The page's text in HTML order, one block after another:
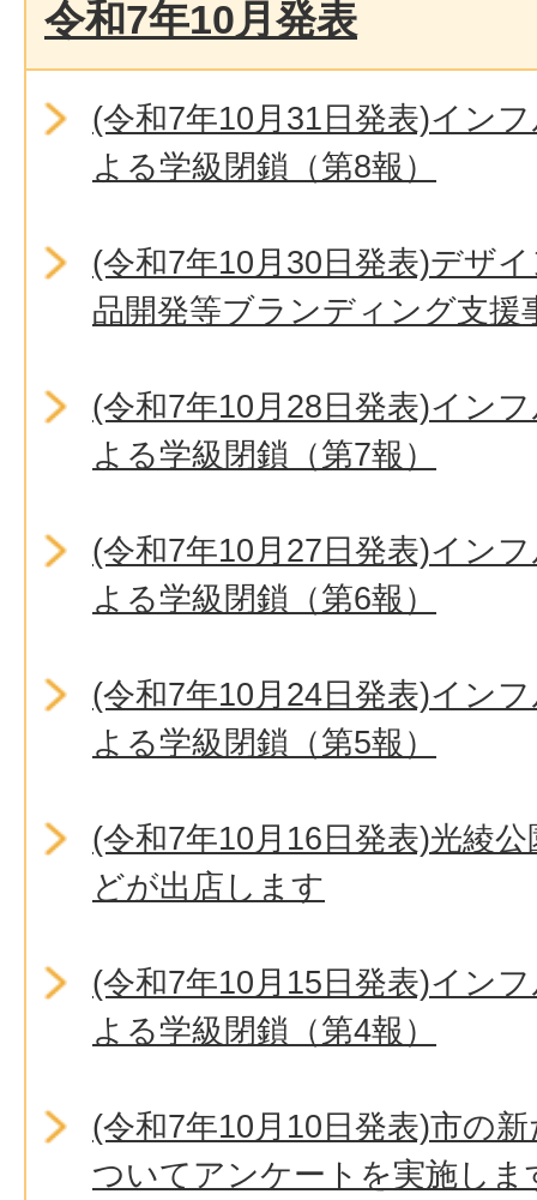
令和7年10月発表
(令和7年10月31日発表)イン
よる学級閉鎖（第8報）
(令和7年10月30日発表)デザ
品開発等ブランディング支援
(令和7年10月28日発表)イン
よる学級閉鎖（第7報）
(令和7年10月27日発表)イン
よる学級閉鎖（第6報）
(令和7年10月24日発表)イン
よる学級閉鎖（第5報）
(令和7年10月16日発表)光綾
どが出店します
(令和7年10月15日発表)イン
よる学級閉鎖（第4報）
(令和7年10月10日発表)市の
ついてアンケートを実施しま